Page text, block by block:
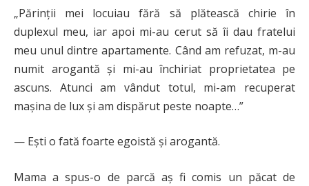
„Părinții mei locuiau fără să plătească chirie în
duplexul meu, iar apoi mi-au cerut să îi dau fratelui
meu unul dintre apartamente. Când am refuzat, m-au
numit arogantă și mi-au închiriat proprietatea pe
ascuns. Atunci am vândut totul, mi-am recuperat
mașina de lux și am dispărut peste noapte…”
— Ești o fată foarte egoistă și arogantă.
Mama a spus-o de parcă aș fi comis un păcat de